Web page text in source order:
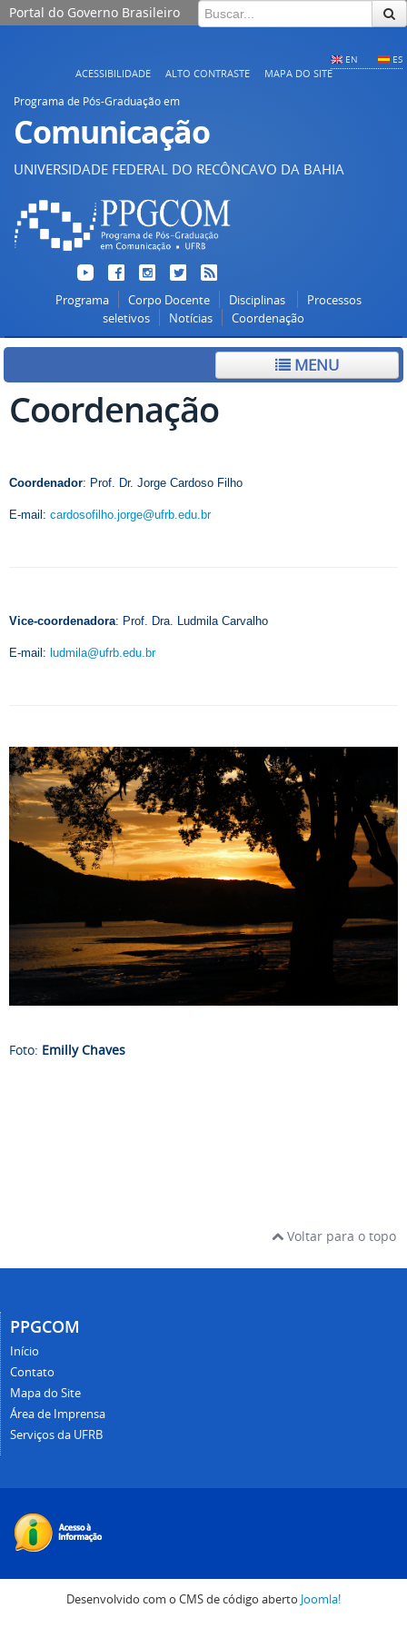
Portal do Governo Brasileiro
EN ES
ACESSIBILIDADE ALTO CONTRASTE MAPA DO SITE
Programa de Pós-Graduação em
Comunicação
UNIVERSIDADE FEDERAL DO RECÔNCAVO DA BAHIA
Programa Corpo Docente Disciplinas
Processos
seletivos
Notícias Coordenação
MENU
Coordenação
Coordenador: Prof. Dr. Jorge Cardoso Filho
E-mail: cardosofilho.jorge@ufrb.edu.br
Vice-coordenadora: Prof. Dra. Ludmila Carvalho
E-mail: ludmila@ufrb.edu.br
Foto: Emilly Chaves
Voltar para o topo
PPGCOM
Início
Contato
Mapa do Site
Área de Imprensa
Serviços da UFRB
Desenvolvido com o CMS de código aberto Joomla!